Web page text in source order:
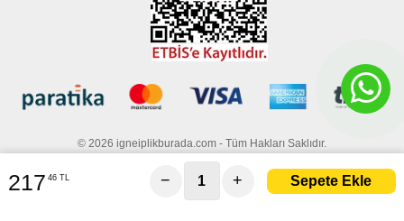
© 2026 igneiplikburada.com - Tüm Hakları Saklıdır.
217 46 TL − +